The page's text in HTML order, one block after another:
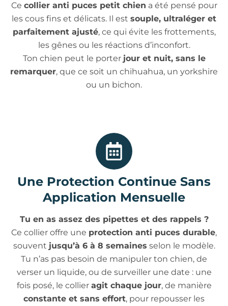
Ce collier anti puces petit chien a été pensé pour
les cous fins et délicats. Il est souple, ultraléger et
parfaitement ajusté, ce qui évite les frottements,
les gênes ou les réactions d’inconfort.
Ton chien peut le porter jour et nuit, sans le
remarquer, que ce soit un chihuahua, un yorkshire
ou un bichon.
Une Protection Continue Sans
Application Mensuelle
Tu en as assez des pipettes et des rappels ?
Ce collier offre une protection anti puces durable,
souvent jusqu’à 6 à 8 semaines selon le modèle.
Tu n’as pas besoin de manipuler ton chien, de
verser un liquide, ou de surveiller une date : une
fois posé, le collier agit chaque jour, de manière
constante et sans effort, pour repousser les